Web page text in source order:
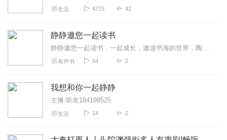
生活 4715 42
静静邀您一起读书
静静邀您一起读书，一起成长，遨游书海的世界，陶冶情操的海洋！
有声书 64 2
我想和你一起静静
主播:听友184198525
生活 14 2